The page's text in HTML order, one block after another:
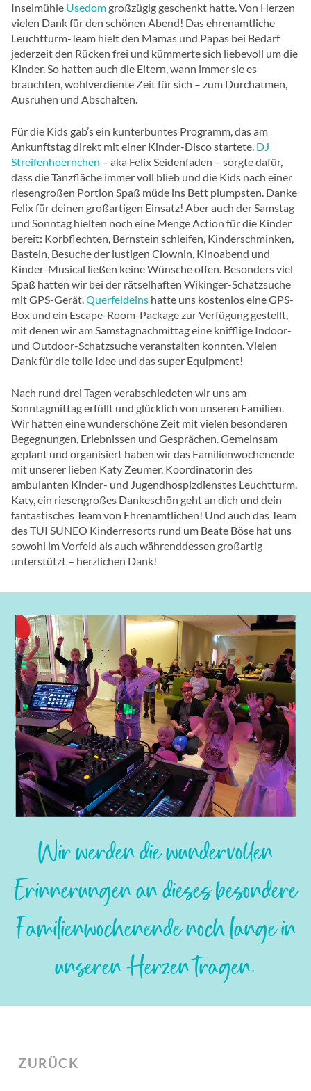
Inselmühle Usedomgroßzügig geschenkt hatte. Von Herzen
vielen Dank für den schönen Abend! Das ehrenamtliche
Leuchtturm-Team hielt den Mamas und Papas bei Bedarf
jederzeit den Rücken frei und kümmerte sich liebevoll um die
Kinder. So hatten auch die Eltern, wann immer sie es
brauchten, wohlverdiente Zeit für sich – zum Durchatmen,
Ausruhen und Abschalten.
Für die Kids gab’s ein kunterbuntes Programm, das am
Ankunftstag direkt mit einer Kinder-Disco startete. DJ
Streifenhoernchen – aka Felix Seidenfaden – sorgte dafür,
dass die Tanzfläche immer voll blieb und die Kids nach einer
riesengroßen Portion Spaß müde ins Bett plumpsten. Danke
Felix für deinen großartigen Einsatz! Aber auch der Samstag
und Sonntag hielten noch eine Menge Action für die Kinder
bereit: Korbflechten, Bernstein schleifen, Kinderschminken,
Basteln, Besuche der lustigen Clownin, Kinoabend und
Kinder-Musical ließen keine Wünsche offen. Besonders viel
Spaß hatten wir bei der rätselhaften Wikinger-Schatzsuche
mit GPS-Gerät.Querfeldeins hatte uns kostenlos eine GPS-
Box und ein Escape-Room-Package zur Verfügung gestellt,
mit denen wir am Samstagnachmittag eine knifflige Indoor-
und Outdoor-Schatzsuche veranstalten konnten. Vielen
Dank für die tolle Idee und das super Equipment!
Nach rund drei Tagen verabschiedeten wir uns am
Sonntagmittag erfüllt und glücklich von unseren Familien.
Wir hatten eine wunderschöne Zeit mit vielen besonderen
Begegnungen, Erlebnissen und Gesprächen. Gemeinsam
geplant und organisiert haben wir das Familienwochenende
mit unserer lieben Katy Zeumer, Koordinatorin des
ambulanten Kinder- und Jugendhospizdienstes Leuchtturm.
Katy, ein riesengroßes Dankeschön geht an dich und dein
fantastisches Team von Ehrenamtlichen! Und auch das Team
des TUI SUNEO Kinderresorts rund um Beate Böse hat uns
sowohl im Vorfeld als auch währenddessen großartig
unterstützt – herzlichen Dank!
Wir werden die wundervollen
Erinnerungen an dieses besondere
Familienwochenende noch lange in
unseren Herzen tragen.
ZURÜCK